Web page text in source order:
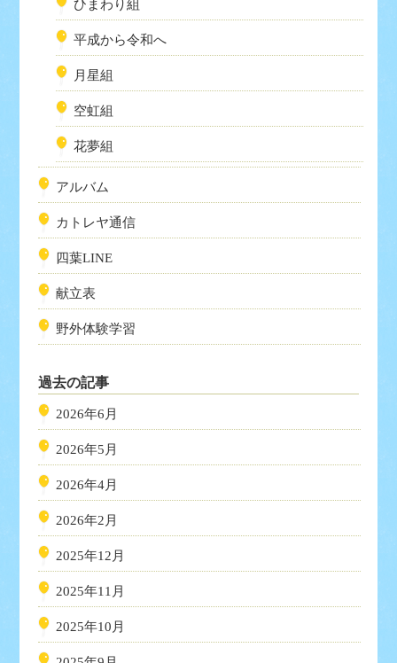
ひまわり組
平成から令和へ
月星組
空虹組
花夢組
アルバム
カトレヤ通信
四葉LINE
献立表
野外体験学習
過去の記事
2026年6月
2026年5月
2026年4月
2026年2月
2025年12月
2025年11月
2025年10月